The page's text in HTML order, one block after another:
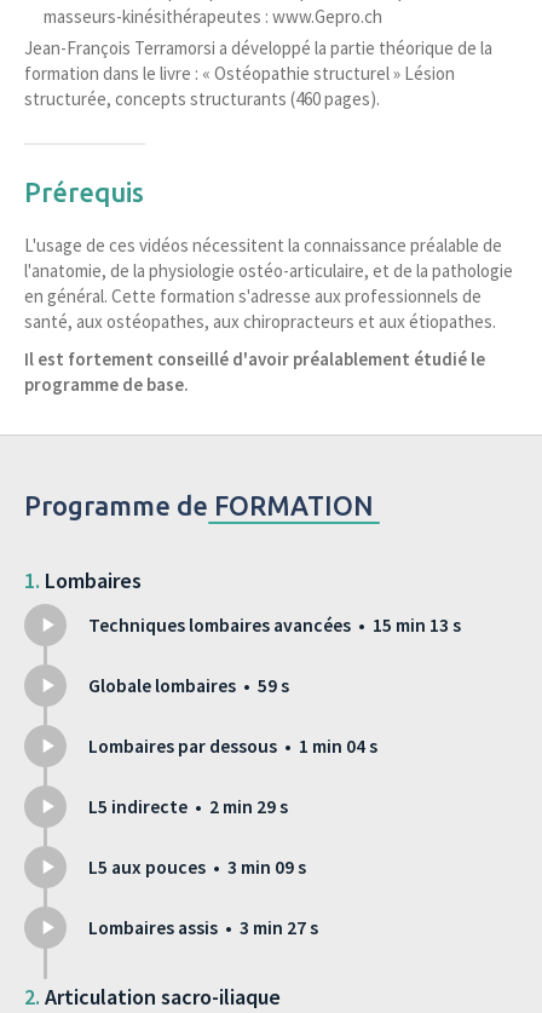
masseurs-kinésithérapeutes : www.Gepro.ch
Jean-François Terramorsi a développé la partie théorique de la
formation dans le livre : « Ostéopathie structurel » Lésion
structurée, concepts structurants (460 pages).
Prérequis
L'usage de ces vidéos nécessitent la connaissance préalable de
l'anatomie, de la physiologie ostéo-articulaire, et de la pathologie
en général. Cette formation s'adresse aux professionnels de
santé, aux ostéopathes, aux chiropracteurs et aux étiopathes.
Il est fortement conseillé d'avoir préalablement étudié le
programme de base.
Programme de FORMATION
Lombaires
Techniques lombaires avancées • 15 min 13 s
Globale lombaires • 59 s
Lombaires par dessous • 1 min 04 s
L5 indirecte • 2 min 29 s
L5 aux pouces • 3 min 09 s
Lombaires assis • 3 min 27 s
Articulation sacro-iliaque